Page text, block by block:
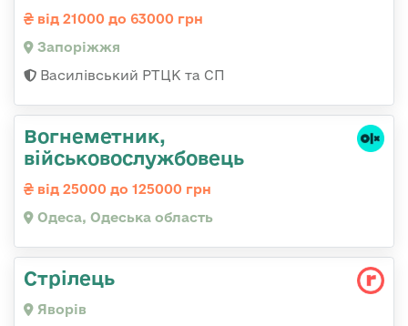
від 21000 до 63000 грн
Запоріжжя
Василівський РТЦК та СП
Вогнеметник,
військовослужбовець
від 25000 до 125000 грн
Одеса, Одеська область
Стрілець
Яворів